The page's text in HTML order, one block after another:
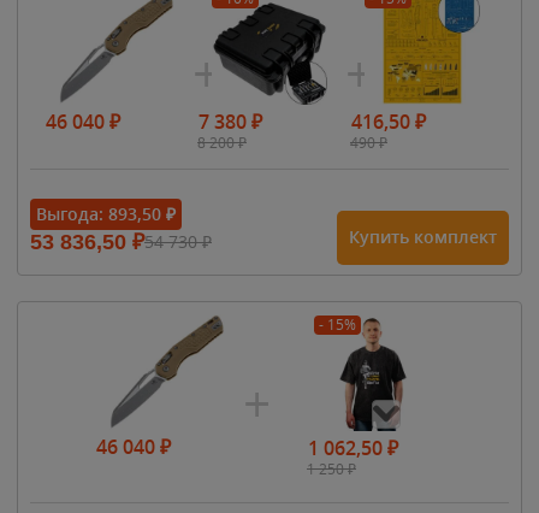
46 040₽ 7 380₽
8 200₽
416,50₽
490₽
Выгода: 893,50 ₽
53 836,50 ₽54 730₽ Купить комплект
46 040₽
- 15%
1 062,50₽
1 250₽